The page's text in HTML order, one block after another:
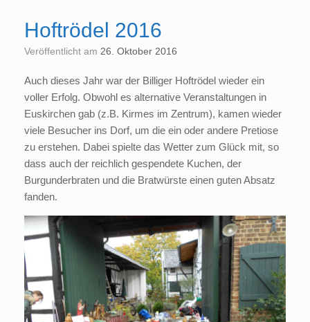
Hoftrödel 2016
Veröffentlicht am 26. Oktober 2016
Auch dieses Jahr war der Billiger Hoftrödel wieder ein
voller Erfolg. Obwohl es alternative Veranstaltungen in
Euskirchen gab (z.B. Kirmes im Zentrum), kamen wieder
viele Besucher ins Dorf, um die ein oder andere Pretiose
zu erstehen. Dabei spielte das Wetter zum Glück mit, so
dass auch der reichlich gespendete Kuchen, der
Burgunderbraten und die Bratwürste einen guten Absatz
fanden.